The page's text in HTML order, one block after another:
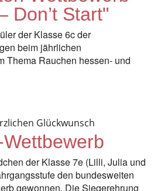
Don’t Start"
der Klasse 6c der
beim jährlichen
Thema Rauchen hessen- und
Glückwunsch
der Klasse 7e (Lilli, Julia und
den bundesweiten
gewonnen. Die Siegerehrung